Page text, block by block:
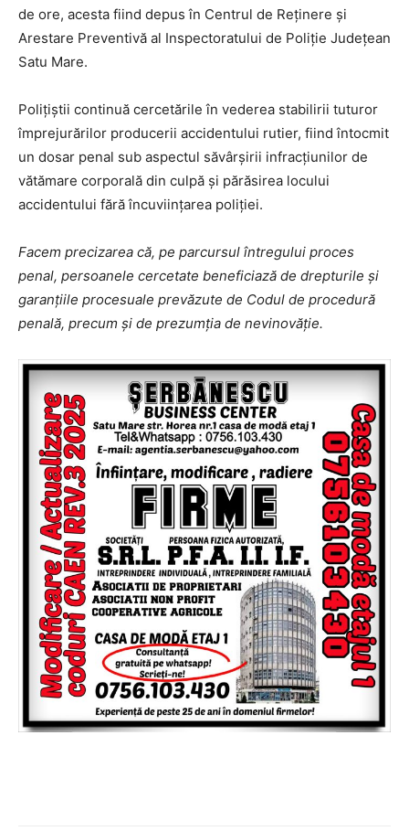
de ore, acesta fiind depus în Centrul de Reținere și
Arestare Preventivă al Inspectoratului de Poliție Județean
Satu Mare.
Polițiștii continuă cercetările în vederea stabilirii tuturor
împrejurărilor producerii accidentului rutier, fiind întocmit
un dosar penal sub aspectul săvârșirii infracțiunilor de
vătămare corporală din culpă și părăsirea locului
accidentului fără încuviințarea poliției.
Facem precizarea că, pe parcursul întregului proces
penal, persoanele cercetate beneficiază de drepturile și
garanțiile procesuale prevăzute de Codul de procedură
penală, precum și de prezumția de nevinovăție.